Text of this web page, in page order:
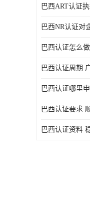
巴西ART认证
巴西NR认证对